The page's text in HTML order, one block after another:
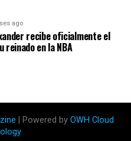
ago
recibe oficialmente el
reinado en la NBA
| Powered by OWH Cloud